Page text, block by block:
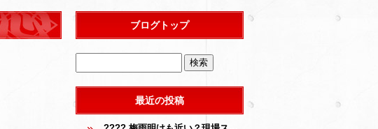
ブログトップ
最近の投稿